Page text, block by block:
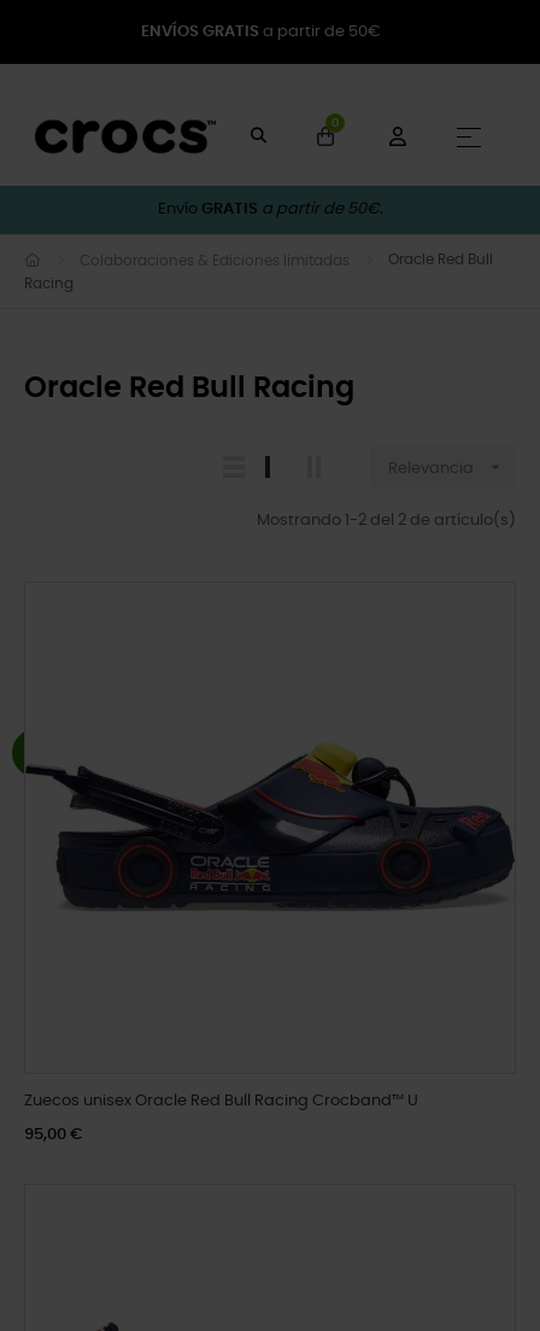
ENVÍOS GRATIS a partir de 50€
0
☰
Envío GRATIS a partir de 50€.
Colaboraciones & Ediciones limitadas
Oracle Red Bull
Racing
Oracle Red Bull Racing
Relevancia 
Mostrando 1-2 del 2 de artículo(s)
Zuecos unisex Oracle Red Bull Racing Crocband™ U
95,00 €